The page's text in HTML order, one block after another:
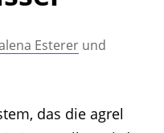
Marke
Esterer und
das die agrel